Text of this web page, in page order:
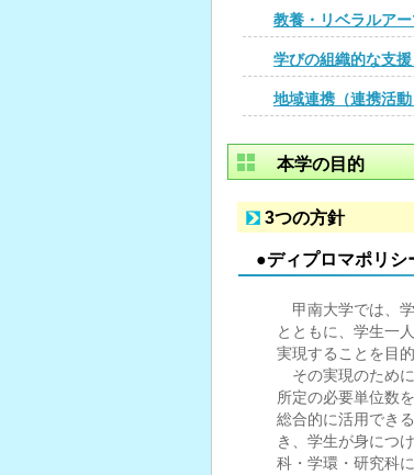
教養・リベラルアー
学びの組織的な支援
地域連携（連携活動
本学の目的
3つの方針
●ディプロマポリシ
甲南大学では、
とともに、学生一
実現することを目
その実現のため
所定の必要単位数
総合的に活用でき
き、学生が身につ
科・学環・研究科